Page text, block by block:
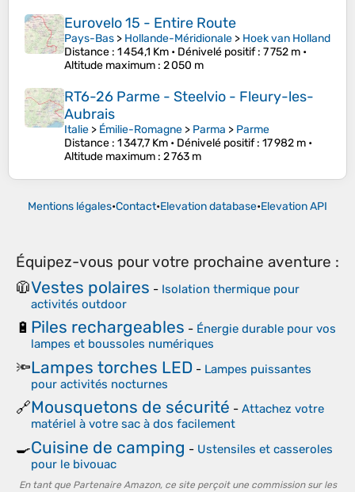
Eurovelo 15 - Entire Route
Pays-Bas > Hollande-Méridionale > Hoek van Holland
Distance : 1 454,1 Km • Dénivelé positif: 7 752 m •
Altitude maximum : 2 050 m
RT6-26 Parme - Steelvio - Fleury-les-
Aubrais
Italie > Émilie-Romagne > Parma > Parme
Distance : 1 347,7 Km • Dénivelé positif: 17 982 m •
Altitude maximum : 2 763 m
Mentions légales•Contact•Elevation database•Elevation API
Équipez-vous pour votre prochaine aventure :
🧥Vestes polaires - Isolation thermique pour
activités outdoor
🔋 Piles rechargeables - Énergie durable pour vos
lampes et boussoles numériques
🔦Lampes torches LED - Lampes puissantes
pour activités nocturnes
🔗Mousquetons de sécurité - Attachez votre
matériel à votre sac à dos facilement
🍳Cuisine de camping - Ustensiles et casseroles
pour le bivouac
En tant que Partenaire Amazon, ce site perçoit une commission sur les